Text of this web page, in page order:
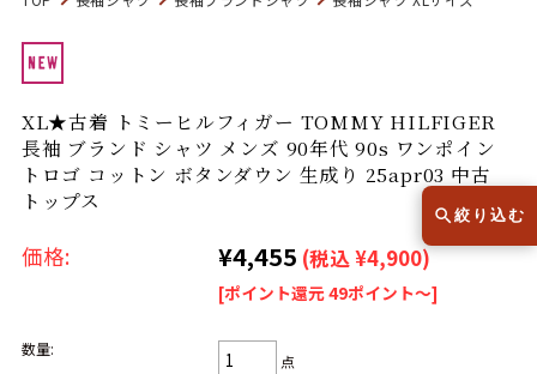
全国7店舗・公式通販の比較
発送について 12時までのご注文で当日出荷！
※対応不可：日祝、長期休暇、セール
今週のHOTワード（7/29〜8/4）
XL★古着 トミーヒルフィガー TOMMY HILFIGER
長袖 ブランド シャツ メンズ 90年代 90s ワンポイン
トロゴ コットン ボタンダウン 生成り 25apr03 中古
トップス
価格: ¥4,455 (税込 ¥4,900)
[ポイント還元 49ポイント～]
数量:
点
絞り込む